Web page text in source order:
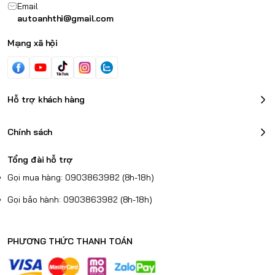
Email
autoanhthi@gmail.com
Mạng xã hội
Hỗ trợ khách hàng
Chính sách
Tổng đài hỗ trợ
Gọi mua hàng: 0903863982 (8h-18h)
Gọi bảo hành: 0903863982 (8h-18h)
PHƯƠNG THỨC THANH TOÁN